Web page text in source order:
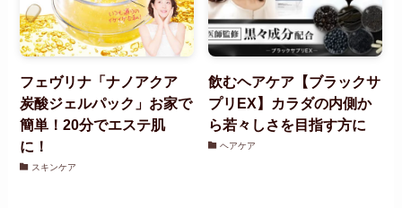
フェヴリナ「ナノアクア
炭酸ジェルパック」お家で
簡単！20分でエステ肌
に！
スキンケア
飲むヘアケア【ブラックサ
プリEX】カラダの内側か
ら若々しさを目指す方に
ヘアケア